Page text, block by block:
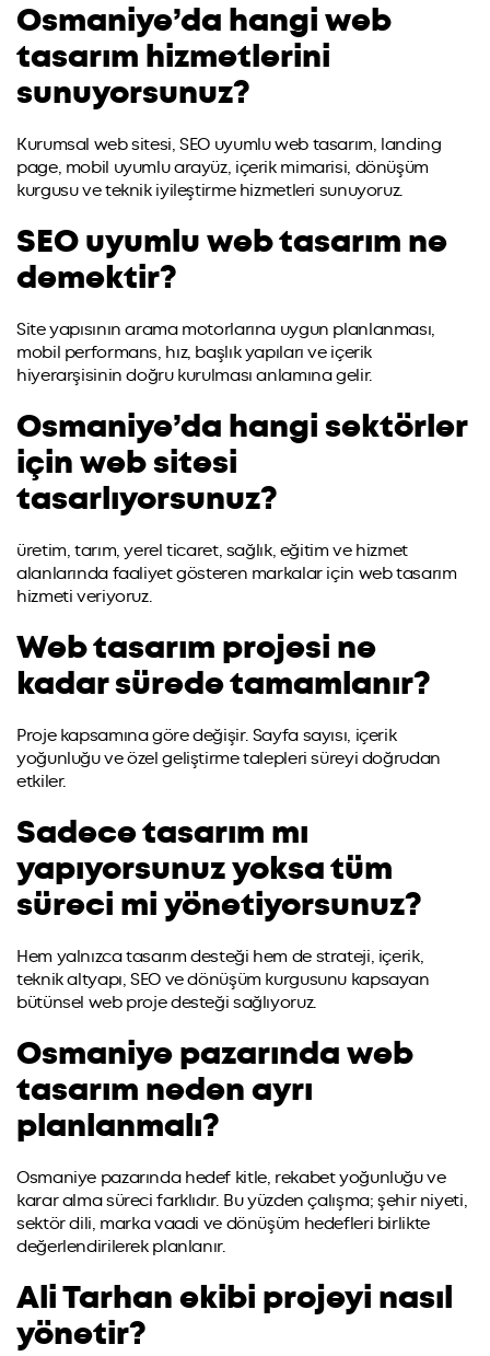
Osmaniye’da hangi web
tasarım hizmetlerini
sunuyorsunuz?
Kurumsal web sitesi, SEO uyumlu web tasarım, landing
page, mobil uyumlu arayüz, içerik mimarisi, dönüşüm
kurgusu ve teknik iyileştirme hizmetleri sunuyoruz.
SEO uyumlu web tasarım ne
demektir?
Site yapısının arama motorlarına uygun planlanması,
mobil performans, hız, başlık yapıları ve içerik
hiyerarşisinin doğru kurulması anlamına gelir.
Osmaniye’da hangi sektörler
için web sitesi
tasarlıyorsunuz?
üretim, tarım, yerel ticaret, sağlık, eğitim ve hizmet
alanlarında faaliyet gösteren markalar için web tasarım
hizmeti veriyoruz.
Web tasarım projesi ne
kadar sürede tamamlanır?
Proje kapsamına göre değişir. Sayfa sayısı, içerik
yoğunluğu ve özel geliştirme talepleri süreyi doğrudan
etkiler.
Sadece tasarım mı
yapıyorsunuz yoksa tüm
süreci mi yönetiyorsunuz?
Hem yalnızca tasarım desteği hem de strateji, içerik,
teknik altyapı, SEO ve dönüşüm kurgusunu kapsayan
bütünsel web proje desteği sağlıyoruz.
Osmaniye pazarında web
tasarım neden ayrı
planlanmalı?
Osmaniye pazarında hedef kitle, rekabet yoğunluğu ve
karar alma süreci farklıdır. Bu yüzden çalışma; şehir niyeti,
sektör dili, marka vaadi ve dönüşüm hedefleri birlikte
değerlendirilerek planlanır.
Ali Tarhan ekibi projeyi nasıl
yönetir?